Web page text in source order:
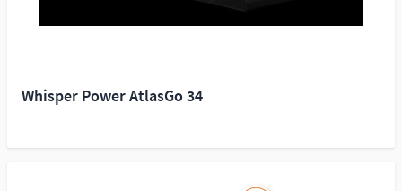
Whisper Power AtlasGo 34